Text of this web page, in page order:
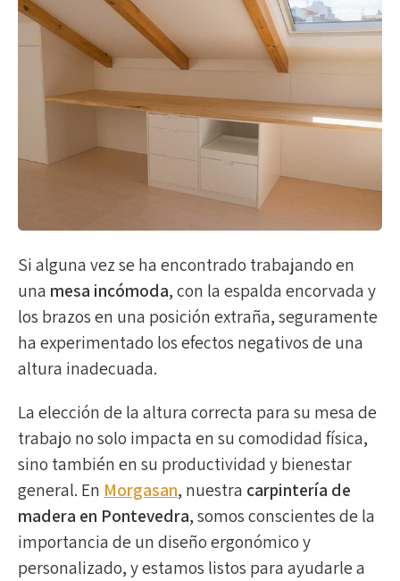
Si alguna vez se ha encontrado trabajando en
una mesa incómoda, con la espalda encorvada y
los brazos en una posición extraña, seguramente
ha experimentado los efectos negativos de una
altura inadecuada.
La elección de la altura correcta para su mesa de
trabajo no solo impacta en su comodidad física,
sino también en su productividad y bienestar
general. En Morgasan, nuestra carpintería de
madera en Pontevedra, somos conscientes de la
importancia de un diseño ergonómico y
personalizado, y estamos listos para ayudarle a